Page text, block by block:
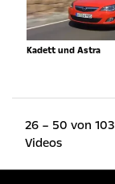
Kadett und Astra
26 – 50 von 103
Videos